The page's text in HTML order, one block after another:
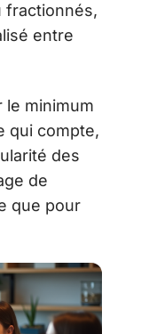
fractionnés,
entre
le minimum
qui compte,
des
de
que pour